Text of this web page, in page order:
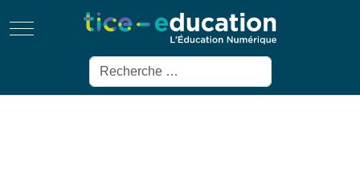
Mobile Menu Toggle
Rechercher